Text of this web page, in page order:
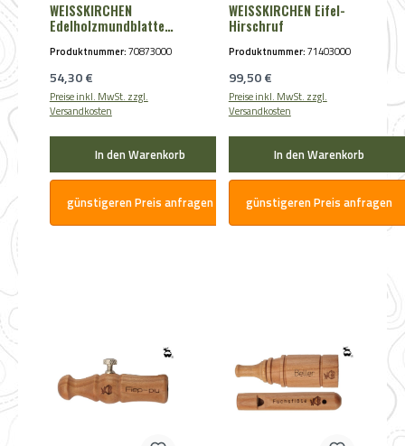
WEISSKIRCHEN
Edelholzmundblatter
Produktnummer:70873000
Regulärer Preis:
54,30 €
Preise inkl. MwSt. zzgl.
Versandkosten
In den Warenkorb
günstigeren Preis anfragen
WEISSKIRCHEN Eifel-
Hirschruf
Produktnummer:71403000
Regulärer Preis:
99,50 €
Preise inkl. MwSt. zzgl.
Versandkosten
In den Warenkorb
günstigeren Preis anfragen